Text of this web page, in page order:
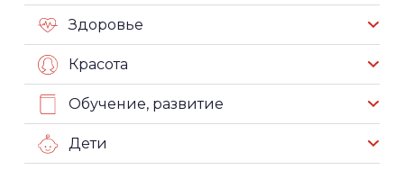
Здоровье
Красота
Обучение, развитие
Дети